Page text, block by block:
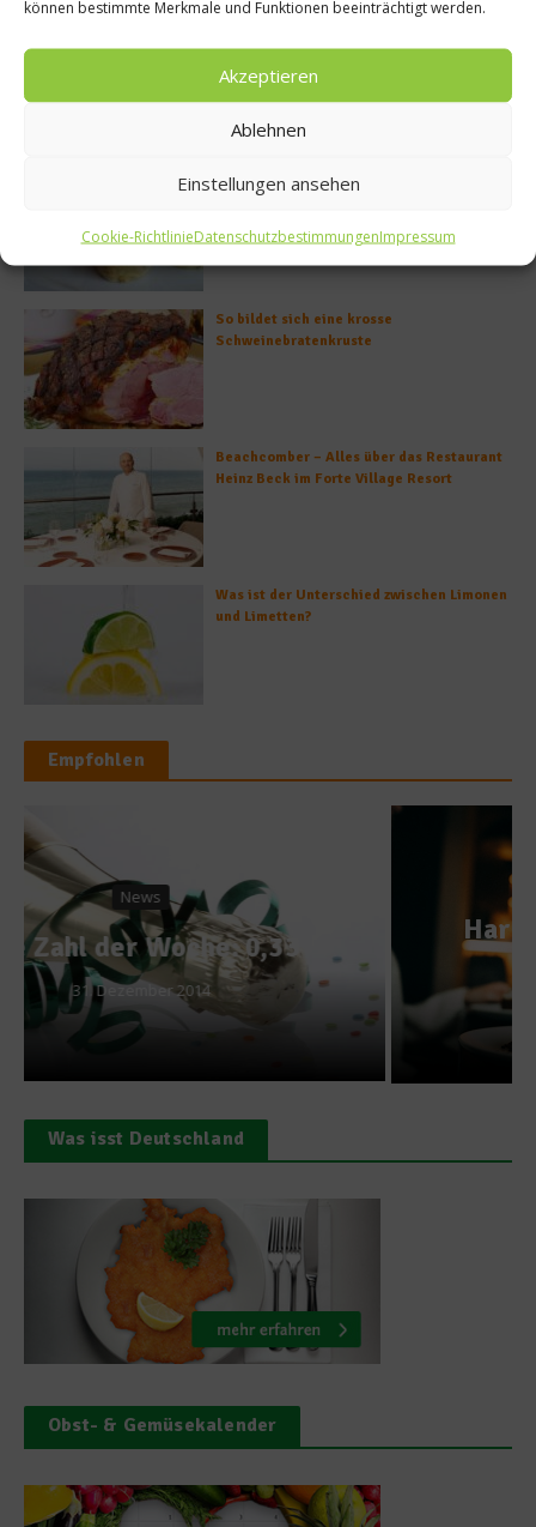
können bestimmte Merkmale und Funktionen beeinträchtigt werden.
Akzeptieren
Ablehnen
Einstellungen ansehen
Cookie-RichtlinieDatenschutzbestimmungenImpressum
Rezept: Deichlammrücken in der
Brotkruste auf Tomatenconfit und
gefüllten Poveraden
Rezept: Lachs-Ei-Röllchen
So bildet sich eine krosse
Schweinebratenkruste
Beachcomber – Alles über das Restaurant
Heinz Beck im Forte Village Resort
Was ist der Unterschied zwischen Limonen
und Limetten?
Empfohlen
Gastro & Gourmet
Harbour Social – „Im Mund
macht es Sinn!“
Was isst Deutschland
Obst- & Gemüsekalender